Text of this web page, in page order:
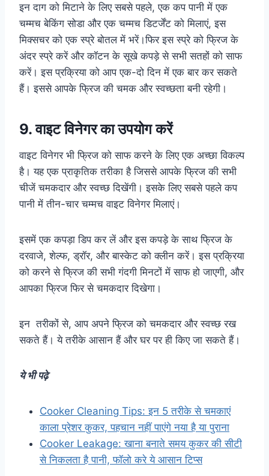
इन दाग को मिटाने के लिए सबसे पहले, एक कप पानी में एक
चम्मच बेकिंग सोडा और एक चम्मच डिटर्जेंट को मिलाएं, इस
मिक्सचर को एक स्प्रे बोतल में भरें।फिर इस स्प्रे को फ्रिज के
अंदर स्प्रे करें और कॉटन के सूखे कपड़े से सभी सतहों को साफ
करें। इस प्रक्रिया को आप एक-दो दिन में एक बार कर सकते
हैं। इससे आपके फ्रिज की चमक और स्वच्छता बनी रहेगी।
9. वाइट विनेगर का उपयोग करें
वाइट विनेगर भी फ्रिज को साफ करने के लिए एक अच्छा विकल्प
है। यह एक प्राकृतिक तरीका है जिससे आपके फ्रिज की सभी
चीजें चमकदार और स्वच्छ दिखेंगी। इसके लिए सबसे पहले कप
पानी में तीन-चार चम्मच वाइट विनेगर मिलाएं।
इसमें एक कपड़ा डिप कर लें और इस कपड़े के साथ फ्रिज के
दरवाजे, शेल्फ, ड्रॉर, और बास्केट को क्लीन करें। इस प्रक्रिया
को करने से फ्रिज की सभी गंदगी मिनटों में साफ हो जाएगी, और
आपका फ्रिज फिर से चमकदार दिखेगा।
इन तरीकों से, आप अपने फ्रिज को चमकदार और स्वच्छ रख
सकते हैं। ये तरीके आसान हैं और घर पर ही किए जा सकते हैं।
ये भी पढ़े
Cooker Cleaning Tips: इन 5 तरीके से चमकाएं
काला प्रेशर कुकर, पहचान नहीं पाएंगे नया है या पुराना
Cooker Leakage: खाना बनाते समय कुकर की सीटी
से निकलता है पानी, फॉलो करे ये आसान टिप्स